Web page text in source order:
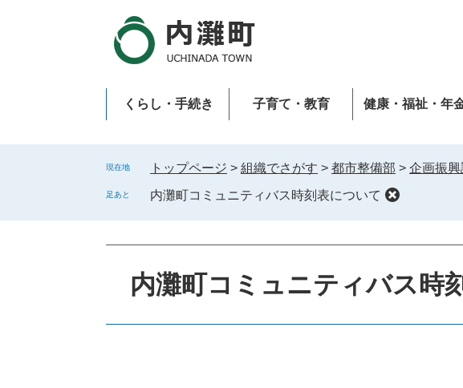
す
し
へ
くらし・手続き 子育て・教育 健康・福祉・年
現在地 トップページ > 組織でさがす > 都市整備部 > 企画振興
足あと 内灘町コミュニティバス時刻表について
内灘町コミュニティバス時